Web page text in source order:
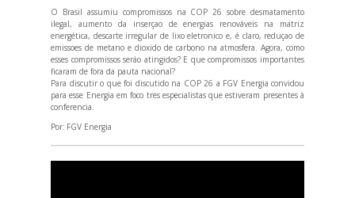
O Brasil assumiu compromissos na COP 26 sobre desmatamento
ilegal, aumento da inserçao de energias renováveis na matriz
energética, descarte irregular de lixo eletronico e, é claro, reduçao de
emissoes de metano e dioxido de carbono na atmosfera. Agora, como
esses compromissos seráo atingidos? E que compromissos importantes
ficaram de fora da pauta nacional?
Para discutir o que foi discutido na COP 26 a FGV Energia convidou
para esse Energia em foco tres especialistas que estiveram presentes à
conferencia.
Por: FGV Energia